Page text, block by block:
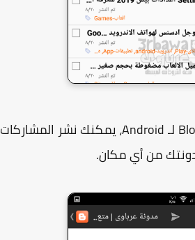
باستخدام تطبيق Blogger لـ Android، يمكنك نشر المشاركات
من أي مكان.